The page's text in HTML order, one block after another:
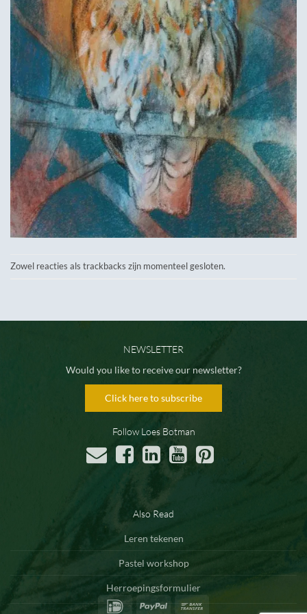
Zowel reacties als trackbacks zijn momenteel gesloten.
NEWSLETTER
Would you like to receive our newsletter?
Click here to subscribe
Follow Loes Botman
Also Read
Leren tekenen
Pastel workshop
Herroepingsformulier
IDeal
PayPal